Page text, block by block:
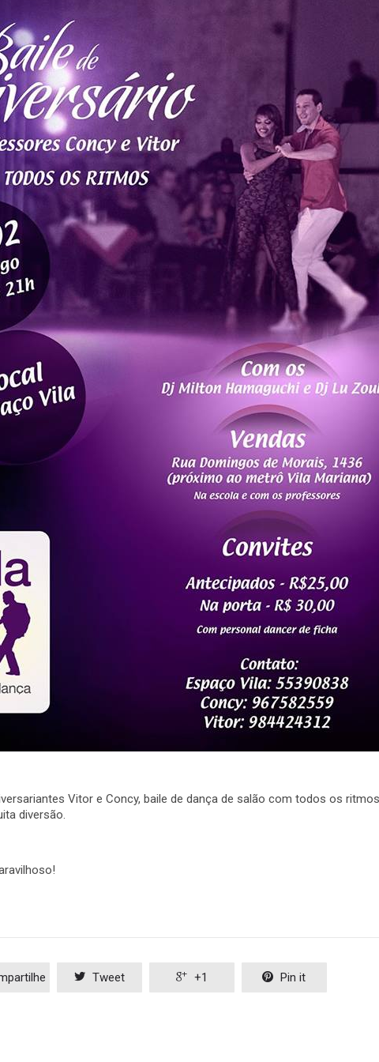
Vitor e Concy, baile de dança de salão com todos os
diversão.
 Tweet  +1  Pin it